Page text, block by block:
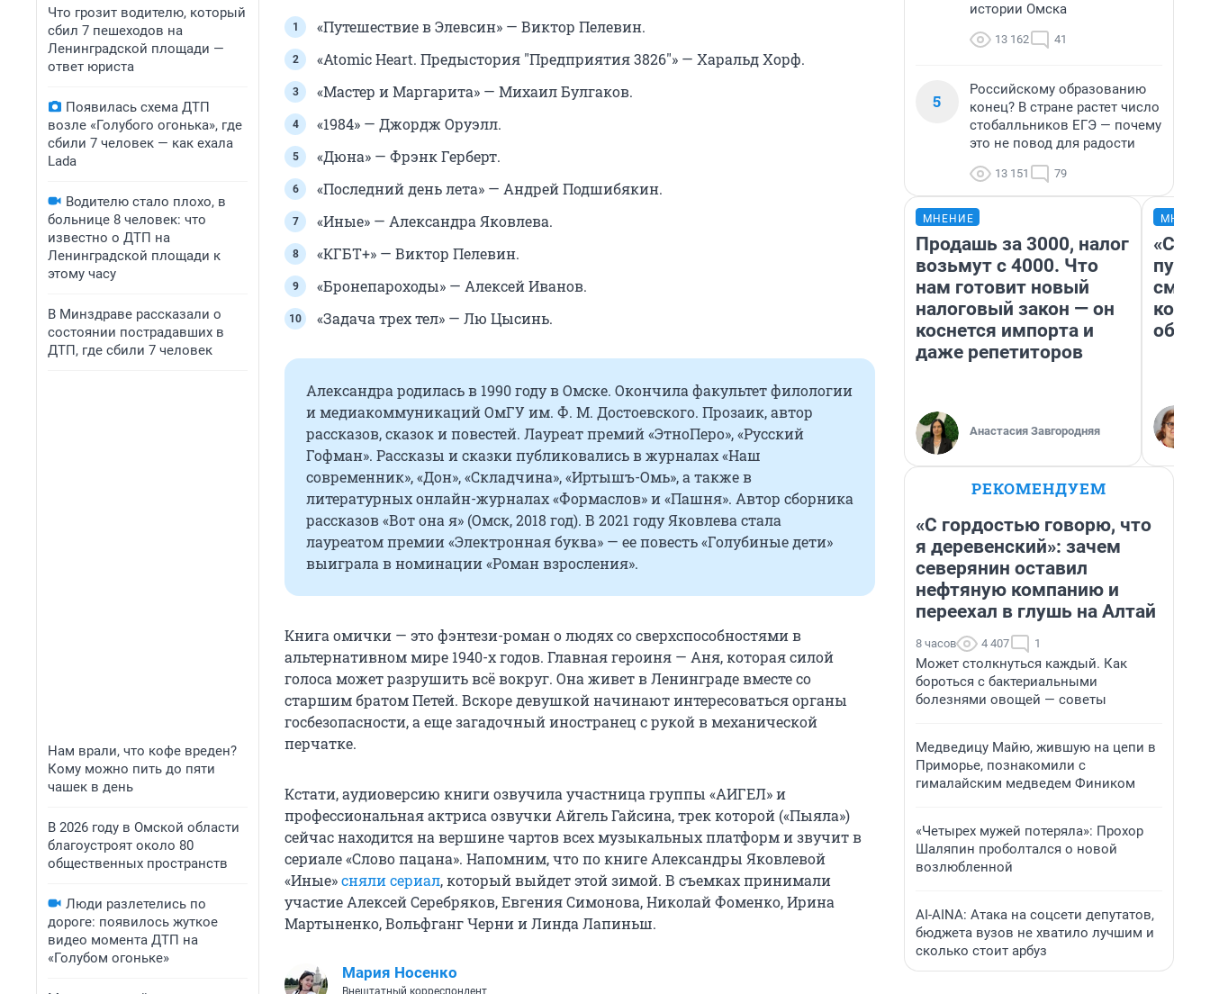
Что грозит водителю, который
сбил 7 пешеходов на
Ленинградской площади —
ответ юриста
Появилась схема ДТП
возле «Голубого огонька», где
сбили 7 человек — как ехала
Lada
Водителю стало плохо, в
больнице 8 человек: что
известно о ДТП на
Ленинградской площади к
этому часу
В Минздраве рассказали о
состоянии пострадавших в
ДТП, где сбили 7 человек
Нам врали, что кофе вреден?
Кому можно пить до пяти
чашек в день
В 2026 году в Омской области
благоустроят около 80
общественных пространств
Люди разлетелись по
дороге: появилось жуткое
видео момента ДТП на
«Голубом огоньке»
«Путешествие в Элевсин» — Виктор Пелевин.
«Atomic Heart. Предыстория "Предприятия 3826"» — Харальд Хорф.
«Мастер и Маргарита» — Михаил Булгаков.
«1984» — Джордж Оруэлл.
«Дюна» — Фрэнк Герберт.
«Последний день лета» — Андрей Подшибякин.
«Иные» — Александра Яковлева.
«КГБТ+» — Виктор Пелевин.
«Бронепароходы» — Алексей Иванов.
«Задача трех тел» — Лю Цысинь.
Александра родилась в 1990 году в Омске. Окончила факультет филологии
и медиакоммуникаций ОмГУ им. Ф. М. Достоевского. Прозаик, автор
рассказов, сказок и повестей. Лауреат премий «ЭтноПеро», «Русский
Гофман». Рассказы и сказки публиковались в журналах «Наш
современник», «Дон», «Складчина», «Иртышъ-Омь», а также в
литературных онлайн-журналах «Формаслов» и «Пашня». Автор сборника
рассказов «Вот она я» (Омск, 2018 год). В 2021 году Яковлева стала
лауреатом премии «Электронная буква» — ее повесть «Голубиные дети»
выиграла в номинации «Роман взросления».
Книга омички — это фэнтези-роман о людях со сверхспособностями в
альтернативном мире 1940-х годов. Главная героиня — Аня, которая силой
голоса может разрушить всё вокруг. Она живет в Ленинграде вместе со
старшим братом Петей. Вскоре девушкой начинают интересоваться органы
госбезопасности, а еще загадочный иностранец с рукой в механической
перчатке.
Кстати, аудиоверсию книги озвучила участница группы «АИГЕЛ» и
профессиональная актриса озвучки Айгель Гайсина, трек которой («Пыяла»)
сейчас находится на вершине чартов всех музыкальных платформ и звучит в
сериале «Слово пацана». Напомним, что по книге Александры Яковлевой
«Иные»сняли сериал, который выйдет этой зимой. В съемках принимали
участие Алексей Серебряков, Евгения Симонова, Николай Фоменко, Ирина
Мартыненко, Вольфганг Черни и Линда Лапиньш.
Мария Носенко
Внештатный корреспондент
истории Омска
13 162 41
5
Российскому образованию
конец? В стране растет число
стобалльников ЕГЭ — почему
это не повод для радости
13 151 79
МНЕНИЕ
Продашь за 3000, налог
возьмут с 4000. Что
нам готовит новый
налоговый закон — он
коснется импорта и
даже репетиторов
Анастасия Завгородняя
РЕКОМЕНДУЕМ
«С гордостью говорю, что
я деревенский»: зачем
северянин оставил
нефтяную компанию и
переехал в глушь на Алтай
8 часов 4 407 1
Может столкнуться каждый. Как
бороться с бактериальными
болезнями овощей — советы
Медведицу Майю, жившую на цепи в
Приморье, познакомили с
гималайским медведем Фиником
«Четырех мужей потеряла»: Прохор
Шаляпин проболтался о новой
возлюбленной
AI-AINA: Атака на соцсети депутатов,
бюджета вузов не хватило лучшим и
сколько стоит арбуз